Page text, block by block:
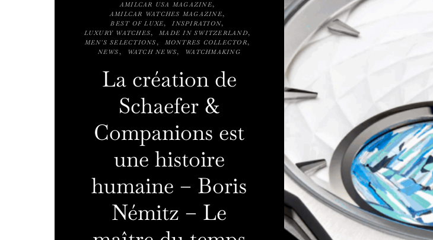
AMILCAR USA MAGAZINE
AMILCAR WATCHES MAGAZINE
BEST OF LUXE
INSPIRATION
LUXURY WATCHES
MADE IN SWITZERLAND
MEN'S SELECTIONS
MONTRES COLLECTOR
NEWS
WATCH NEWS WATCHMAKING
La création de
Schaefer &
Companions est
une histoire
humaine – Boris
Némitz – Le